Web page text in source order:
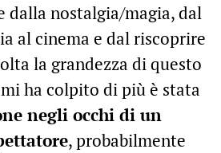
dalla nostalgia/magia, dal
al cinema e dal riscoprire
la grandezza di questo
ha colpito di più è stata
negli occhi di un
, probabilmente